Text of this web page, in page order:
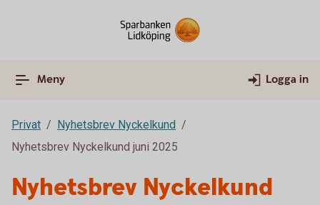
Meny Logga in
Privat
Nyhetsbrev Nyckelkund
Nyhetsbrev Nyckelkund juni 2025
Nyhetsbrev Nyckelkund